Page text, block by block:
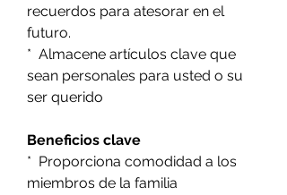
recuerdos para atesorar en el
futuro.
* Almacene artículos clave que
sean personales para usted o su
ser querido
Beneficios clave
* Proporciona comodidad a los
miembros de la familia